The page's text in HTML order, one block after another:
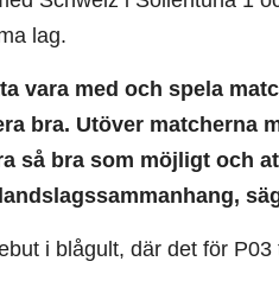
lag.
vara med och spela
bra. Utöver
så bra som möjligt och
i blågult, där det för